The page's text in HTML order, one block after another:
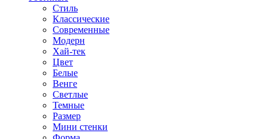
Стиль
Классические
Современные
Модерн
Хай-тек
Цвет
Белые
Венге
Светлые
Темные
Размер
Мини стенки